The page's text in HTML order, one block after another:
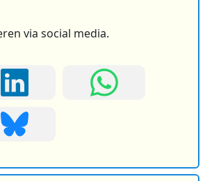
via social media.